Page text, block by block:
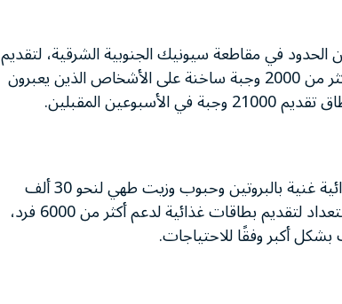
الحدود في مقاطعة سيونيك الجنوبية الشرقية، لتقديم
الوجبات الساخنة للأشخاص الذين يدخلون أرمينيا. وتم توزيع أكثر من 2000 وجبة ساخنة على الأشخاص الذين يعبرون
المقبلين.
ويقدم برنامج الأغذية العالمي أيضًا عبوات تحتوي على مواد غذائية غنية بالبروتين وحبوب وزيت طهي لنحو 30 ألف
شخص. بالإضافة إلى ذلك، فإن برنامج الأغذية العالمي على استعداد لتقديم بطاقات غذائية لدعم أكثر من 6000 فرد،
أكبر وفقًا للاحتياجات.